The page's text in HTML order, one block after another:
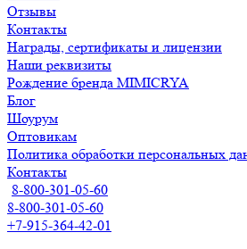
Отзывы
Контакты
Награды, сертификаты и лицензии
Наши реквизиты
Рождение бренда MIMICRYA
Блог
Шоурум
Оптовикам
Политика обработки персональных
Контакты
8-800-301-05-60
8-800-301-05-60
+7-915-364-42-01